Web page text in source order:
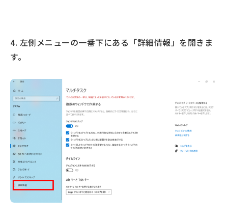
4. 左側メニューの一番下にある「詳細情報」を開きま
す。